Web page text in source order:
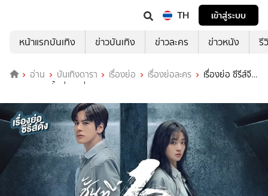
TH
เข้าสู่ระบบ
หน้าแรกบันเทิง
ข่าวบันเทิง ข่าวละคร ข่าวหนัง รี
อ่าน บันเทิงดารา เรื่องย่อ เรื่องย่อละคร
เรื่องย่อ ซีรีส์จีน
19th Floor ชั้นที่ 19 ที่ TrueID